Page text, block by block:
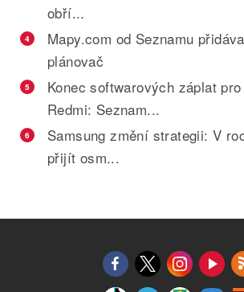
obří...
4
Mapy.com od Seznamu
plánovač
5
Konec softwarových záplat
Redmi: Seznam...
6
Samsung změní strategii: V
přijít osm...